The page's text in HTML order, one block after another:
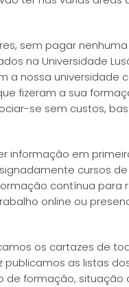
sem pagar
na Universidade
a nossa universidade
fizeram a sua
se sem custos,
informação em
cursos
contínua para
online ou
os cartazes de
publicamos as listas
de formação, situação